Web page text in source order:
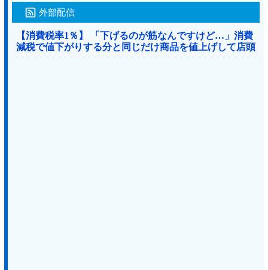
外部配信
【消費税率1％】 「下げるのが筋なんですけど…」消費
減税で値下がりする分と同じだけ商品を値上げして店頭
価格を変えない店も